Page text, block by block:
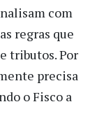
com
regras que
tributos. Por
precisa
o Fisco a